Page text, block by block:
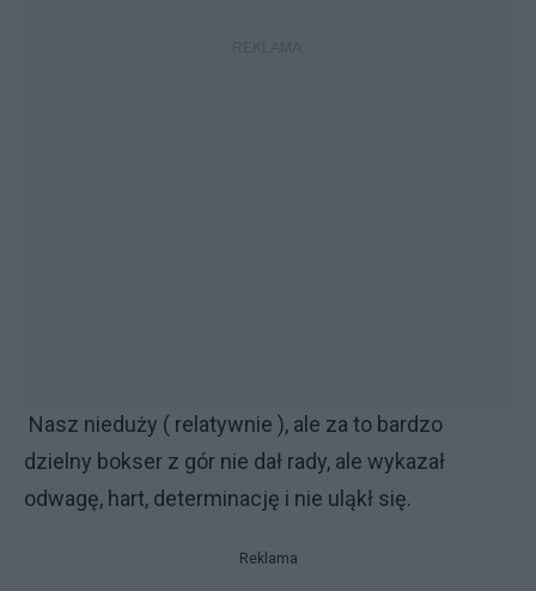
Nasz nieduży ( relatywnie ), ale za to bardzo
dzielny bokser z gór nie dał rady, ale wykazał
odwagę, hart, determinację i nie uląkł się.
Reklama